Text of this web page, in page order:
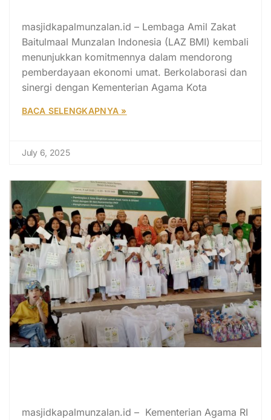
masjidkapalmunzalan.id – Lembaga Amil Zakat
Baitulmaal Munzalan Indonesia (LAZ BMI) kembali
menunjukkan komitmennya dalam mendorong
pemberdayaan ekonomi umat. Berkolaborasi dan
sinergi dengan Kementerian Agama Kota
BACA SELENGKAPNYA »
July 6, 2025
masjidkapalmunzalan.id – Kementerian Agama RI